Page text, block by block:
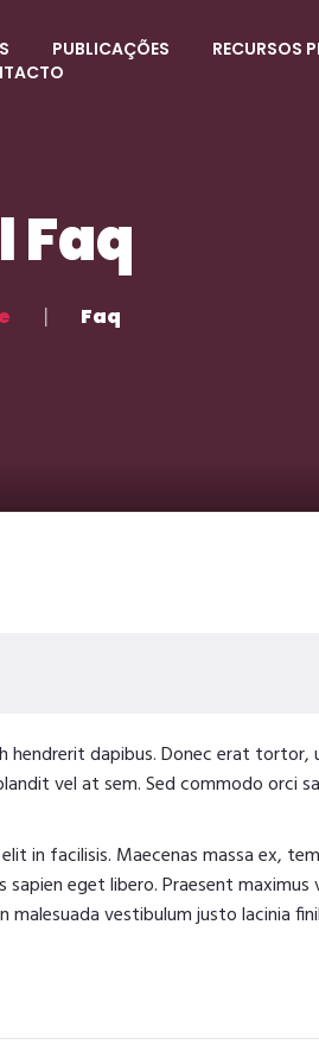
PUBLICAÇÕES
RECURSOS
Faq
Faq
dapibus. Donec erat tortor,
vel at sem. Sed commodo orci
in facilisis. Maecenas massa ex,
eget libero. Praesent
vestibulum justo lacinia